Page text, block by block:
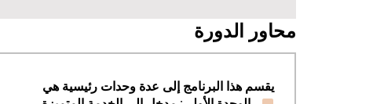
محاور الدورة
يقسم هذا البرنامج إلى عدة وحدات رئيسية هي